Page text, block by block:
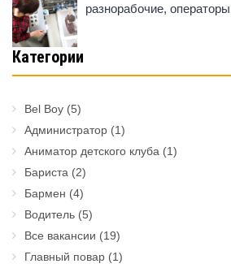
разнорабочие,
Категории
Bel Boy (5)
Администратор (1)
Аниматор детского клуба (1)
Бариста (2)
Бармен (4)
Водитель (5)
Все вакансии (19)
Главный повар (1)